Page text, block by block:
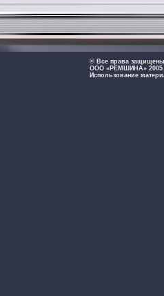
© Все права защищены
ООО «РЕМШИНА» 2005
Использование